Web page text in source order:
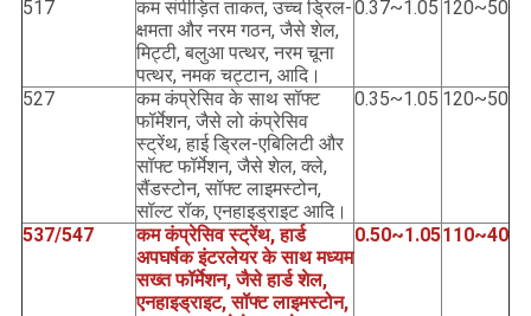
517
कम संपीड़ित ताकत, उच्च ड्रिल-
क्षमता और नरम गठन, जैसे शेल,
मिट्टी, बलुआ पत्थर, नरम चूना
पत्थर, नमक चट्टान, आदि।
0.37~1.05 120~50
527
कम कंप्रेसिव के साथ सॉफ्ट
फॉर्मेशन, जैसे लो कंप्रेसिव
स्ट्रेंथ, हाई ड्रिल-एबिलिटी और
सॉफ्ट फॉर्मेशन, जैसे शेल, क्ले,
सैंडस्टोन, सॉफ्ट लाइमस्टोन,
सॉल्ट रॉक, एनहाइड्राइट आदि।
0.35~1.05 120~50
537/547
कम कंप्रेसिव स्ट्रेंथ, हार्ड
अपघर्षक इंटरलेयर के साथ मध्यम
सख्त फॉर्मेशन, जैसे हार्ड शेल,
एनहाइड्राइट, सॉफ्ट लाइमस्टोन,
0.50~1.05110~40